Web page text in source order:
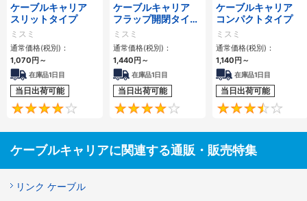
ケーブルキャリア
スリットタイプ
ミスミ
通常価格(税別)：
1,070 円 ～
在庫品1日目
当日出荷可能
4.1
ケーブルキャリア
フラップ開閉タイ
プ 本体＋取付金具
ミスミ
通常価格(税別)：
1,440 円 ～
在庫品1日目
当日出荷可能
4.2
ケーブルキャリア
コンパクトタイプ
ミスミ
通常価格(税別)：
1,140 円 ～
在庫品1日目
当日出荷可能
ケーブルキャリアに関連する通販・販売特集
リンク ケーブル